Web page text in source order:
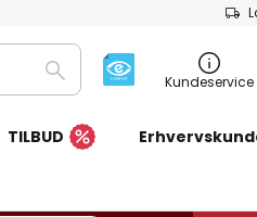
Søg Kundeservice
TILBUD